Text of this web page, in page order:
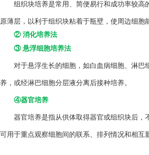
组织块培养是常用、简便易行和成功率较高
原薄层，以利于组织块粘着于瓶壁，使周边细胞
② 消化培养法
③ 悬浮细胞培养法
对于悬浮生长的细胞，如白血病细胞、淋巴
养，或经淋巴细胞分层液分离后接种培养。
④器官培养
器官培养是指从供体取得器官或组织块后，
可用于重点观察细胞间的联系、排列情况和相互